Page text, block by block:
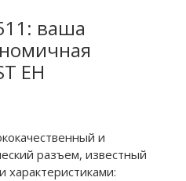
ваша
EH
и
разъем, известный